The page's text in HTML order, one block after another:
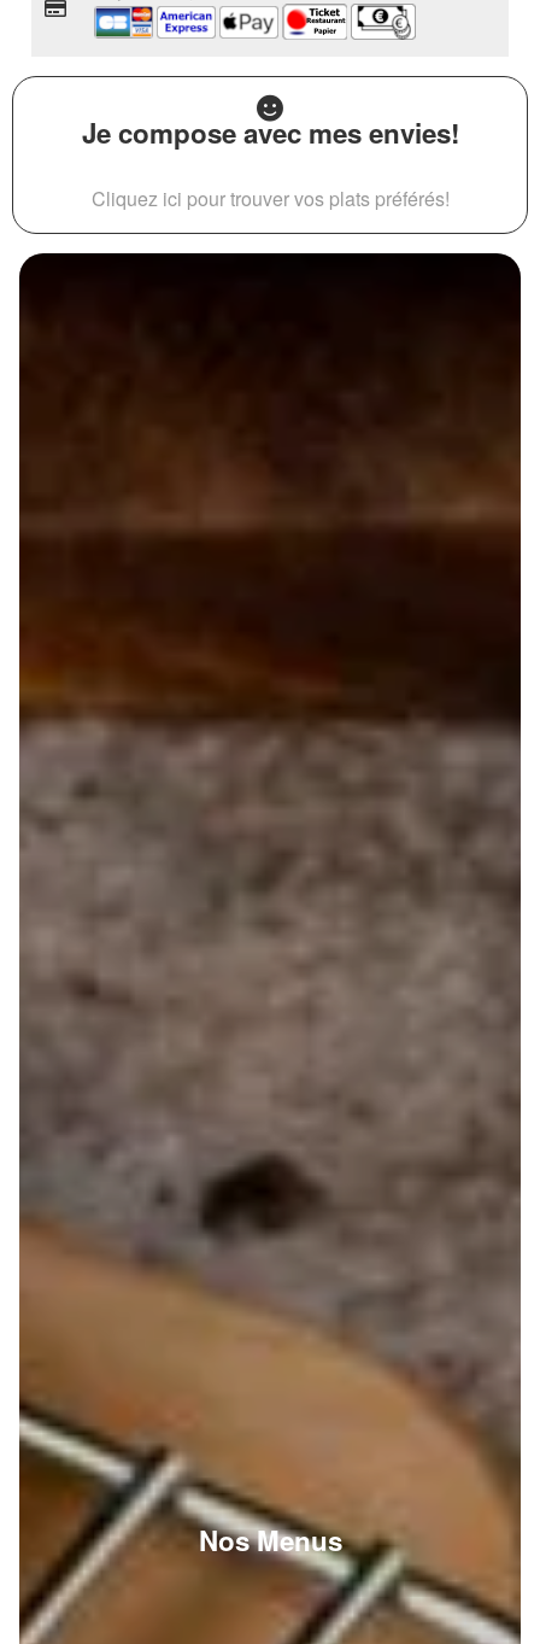
Je compose avec mes envies!
Cliquez ici pour trouver vos plats préférés!
Nos Menus